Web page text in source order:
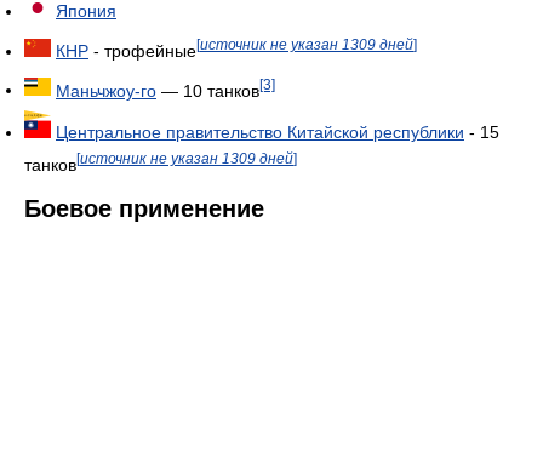
Япония
КНР - трофейные[источник не указан 1309 дней]
Маньчжоу-го — 10 танков[3]
Центральное правительство Китайской республики - 15
танков[источник не указан 1309 дней]
Боевое применение